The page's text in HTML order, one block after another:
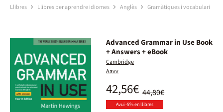
Llibres Llibres per aprendre idiomes Anglès Gramàtiques i vocabulari
Advanced Grammar in Use Book
+ Answers + eBook
Cambridge
Aavv
44,80€
42,56€
Avui -5% en llibres